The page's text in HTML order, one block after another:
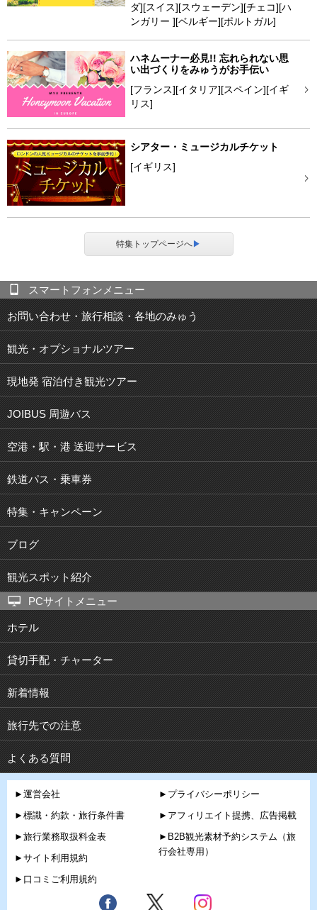
ダ][スイス][スウェーデン][チェコ][ハ
ンガリー ][ベルギー][ポルトガル]
ハネムーナー必見!! 忘れられない思
い出づくりをみゅうがお手伝い
[フランス][イタリア][スペイン][イギ
リス]
シアター・ミュージカルチケット
[イギリス]
特集トップページへ▶
スマートフォンメニュー
お問い合わせ・旅行相談・各地のみゅう
観光・オプショナルツアー
現地発 宿泊付き観光ツアー
JOIBUS 周遊バス
空港・駅・港 送迎サービス
鉄道パス・乗車券
特集・キャンペーン
ブログ
観光スポット紹介
PCサイトメニュー
ホテル
貸切手配・チャーター
新着情報
旅行先での注意
よくある質問
►運営会社
►標識・約款・旅行条件書
►旅行業務取扱料金表
►サイト利用規約
►口コミご利用規約
►プライバシーポリシー
►アフィリエイト提携、広告掲載
►B2B観光素材予約システム（旅
行会社専用）